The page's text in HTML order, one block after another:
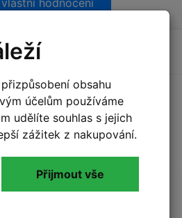
hodnocení
obsahu
účelům používáme
udělíte souhlas s jejich
zážitek z nakupování.
Přijmout vše